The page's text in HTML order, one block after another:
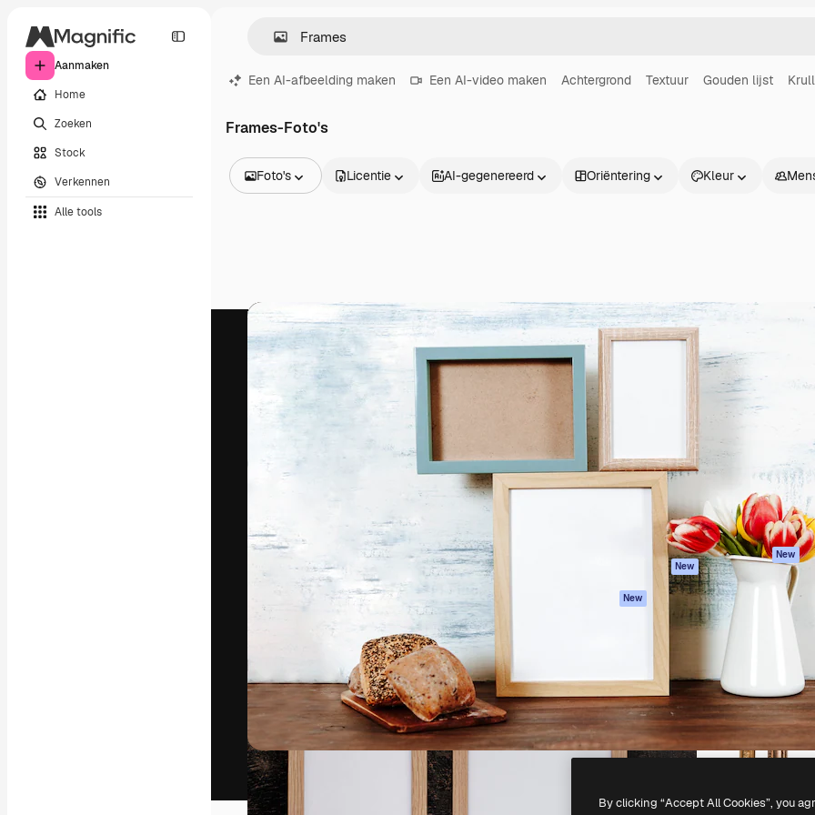
Aanmaken
Home
Zoeken
Stock
Verkennen
Alle tools
Een AI-afbeelding maken Een AI-video maken Achtergrond Textuur Gouden lijst
Frames-Foto's
Foto's
Video's
Filmmateriaal
Dynamische afbeeldingen
Videosjablonen
3D-modellen
Lettertypen
Licentie AI-gegenereerd Oriëntering Kleur
Het creatieve platform om je beste werk te
creëren. Meer dan 1 miljoen abonnees
onder creatievelingen, ondernemingen,
bureaus en studio's.
Producten
Spaces
AI-assistent
AI Image Generator
AI Video Generator
AI Voice Generator
Claude/ChatGPT
New
New
Aan de slag
Documentatie
Ondersteuning
Algemene
voorwaarden
Privacybeleid
Originelen New
Cookiebeleid
Partners
Onderneming
Copyright © 2010-2026Freepik Company S.L.U.Alle rechten voorbehouden.
By clicking “Accept All Cookies”, you